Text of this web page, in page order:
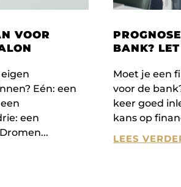
VOOR
Eén: een
een
BANK?
Moet je een
voor de
keer goed
kans op
LEES